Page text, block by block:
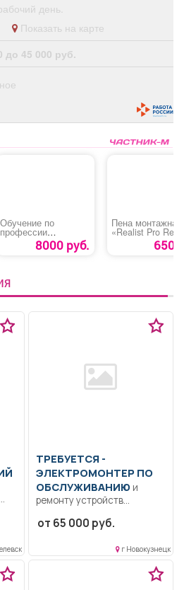
день.
Показать на карте
до 45 000 руб.
Обучение по
профессии
«Оператор
(машинист) крана-
8000 руб.
Пена монтажная
«Realist Pro Red
650
ТРЕБУЕТСЯ -
ЭЛЕКТРОМОНТЕР ПО
ОБСЛУЖИВАНИЮ и
ремонту устройств
централизации и
доставка автобусами.....
от 65 000 руб.
г Новокузнецк